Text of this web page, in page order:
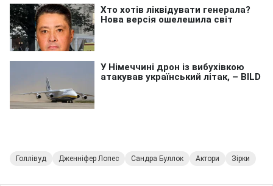
Голлівуд Дженніфер Лопес Сандра Буллок Актори Зірки